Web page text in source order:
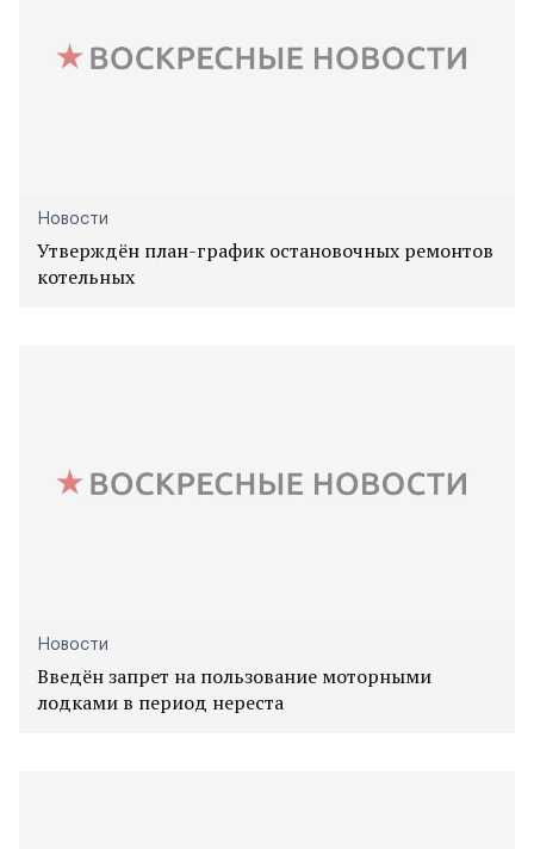
Новости
Утверждён план-график остановочных ремонтов
котельных
Новости
Введён запрет на пользование моторными
лодками в период нереста